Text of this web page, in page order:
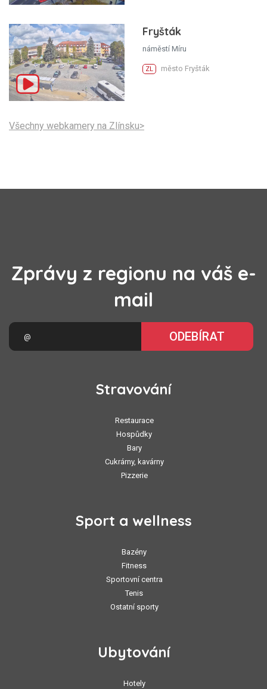
Fryšták
náměstí Míru
ZL město Fryšták
Všechny webkamery na Zlínsku>
Zprávy z regionu na váš e-
mail
ODEBÍRAT
Stravování
Restaurace
Hospůdky
Bary
Cukrárny, kavárny
Pizzerie
Sport a wellness
Bazény
Fitness
Sportovní centra
Tenis
Ostatní sporty
Ubytování
Hotely